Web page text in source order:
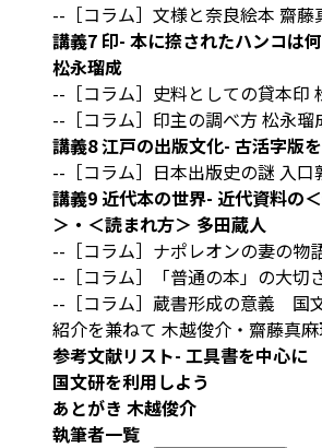
--［コラム］文様と奈良絵本 齋藤
講義7 印- 本に捺されたハンコは
松永瑠成
--［コラム］史料としての貸本印
--［コラム］印主の調べ方 松永瑠
講義8 江戸の出版文化- 古活字版
--［コラム］日本出版史の謎 入口
講義9 近代本の世界- 近代資料の
＞・＜読まれ方＞ 多田蔵人
--［コラム］ナポレオンの妻の物
--［コラム］「普通の本」の大切
--［コラム］蔵書形成の意義 国
紹介を兼ねて 木越俊介・齋藤真
参考文献リスト- 工具書を中心に
国文研を利用しよう
あとがき 木越俊介
執筆者一覧